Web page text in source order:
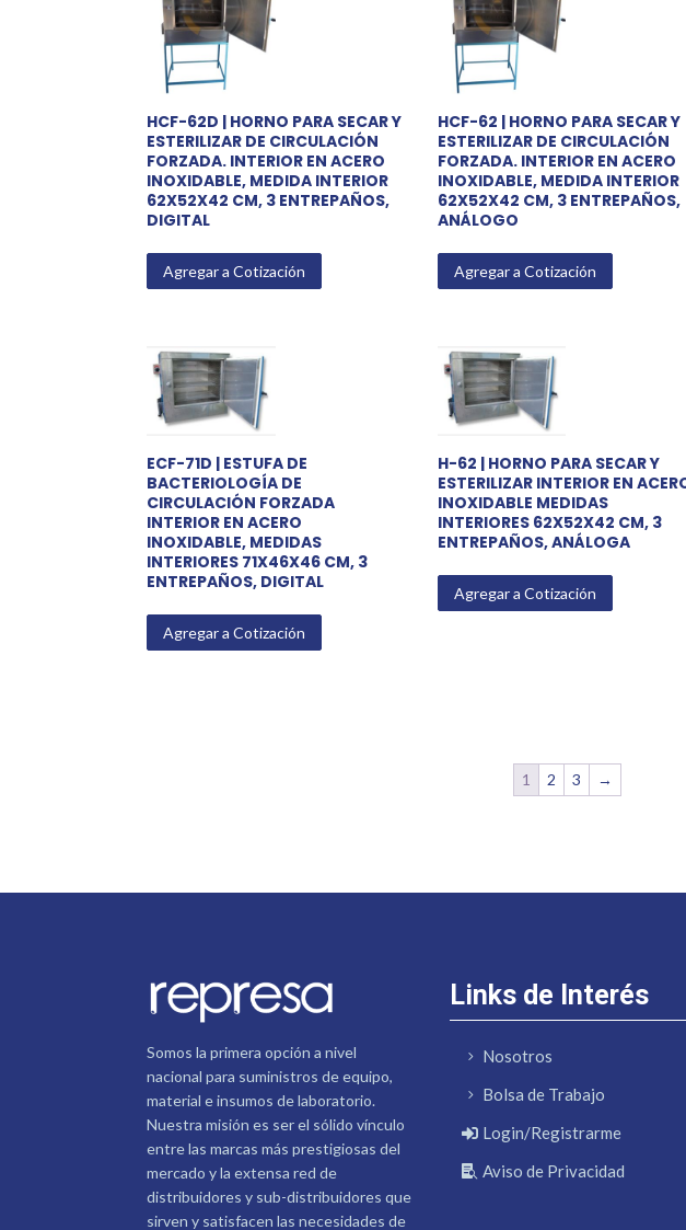
HCF-62D | HORNO PARA SECAR Y
ESTERILIZAR DE CIRCULACIÓN
FORZADA. INTERIOR EN ACERO
INOXIDABLE, MEDIDA INTERIOR
62X52X42 CM, 3 ENTREPAÑOS,
DIGITAL
Agregar a Cotización
HCF-62 | HORNO PARA SECAR Y
ESTERILIZAR DE CIRCULACIÓN
FORZADA. INTERIOR EN ACERO
INOXIDABLE, MEDIDA INTERIOR
62X52X42 CM, 3 ENTREPAÑOS,
ANÁLOGO
Agregar a Cotización
ECF-71D | ESTUFA DE
BACTERIOLOGÍA DE
CIRCULACIÓN FORZADA
INTERIOR EN ACERO
INOXIDABLE, MEDIDAS
INTERIORES 71X46X46 CM, 3
ENTREPAÑOS, DIGITAL
Agregar a Cotización
H-62 | HORNO PARA SECAR Y
ESTERILIZAR INTERIOR EN
INOXIDABLE MEDIDAS
INTERIORES 62X52X42 CM, 3
ENTREPAÑOS, ANÁLOGA
Agregar a Cotización
1 2 3 →
Somos la primera opción a nivel
nacional para suministros de equipo,
material e insumos de laboratorio.
Nuestra misión es ser el sólido vínculo
entre las marcas más prestigiosas del
mercado y la extensa red de
distribuidores y sub-distribuidores que
sirven y satisfacen las necesidades de
Links de Interés
Nosotros
Bolsa de Trabajo
Login/Registrarme
Aviso de Privacidad